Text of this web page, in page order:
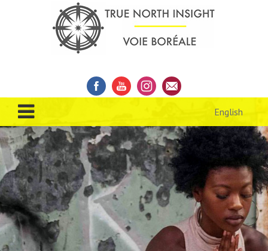
À PROPOS DE NOUS
ACTIVITÉS
INSCRIPTION
RESSOURCES
English